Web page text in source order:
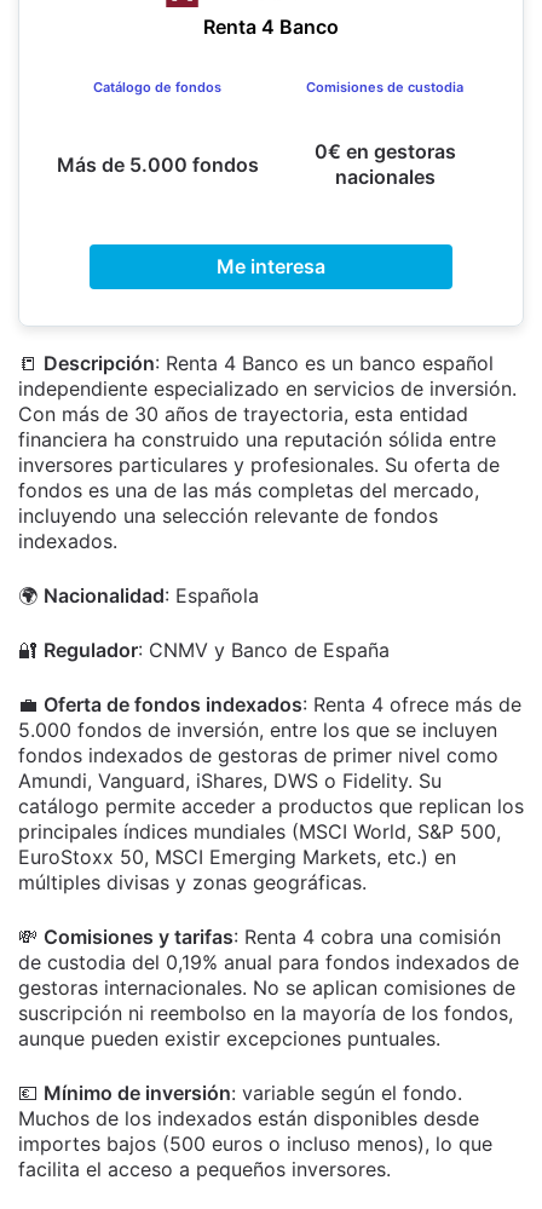
Renta 4 Banco
Catálogo de fondos
Más de 5.000 fondos
Comisiones de custodia
0€ en gestoras
nacionales
Me interesa
📒 Descripción: Renta 4 Banco es un banco español
independiente especializado en servicios de inversión.
Con más de 30 años de trayectoria, esta entidad
financiera ha construido una reputación sólida entre
inversores particulares y profesionales. Su oferta de
fondos es una de las más completas del mercado,
incluyendo una selección relevante de fondos
indexados.
🌍 Nacionalidad: Española
🔐 Regulador: CNMV y Banco de España
💼 Oferta de fondos indexados: Renta 4 ofrece más de
5.000 fondos de inversión, entre los que se incluyen
fondos indexados de gestoras de primer nivel como
Amundi, Vanguard, iShares, DWS o Fidelity. Su
catálogo permite acceder a productos que replican los
principales índices mundiales (MSCI World, S&P 500,
EuroStoxx 50, MSCI Emerging Markets, etc.) en
múltiples divisas y zonas geográficas.
💸 Comisiones y tarifas: Renta 4 cobra una comisión
de custodia del 0,19% anual para fondos indexados de
gestoras internacionales. No se aplican comisiones de
suscripción ni reembolso en la mayoría de los fondos,
aunque pueden existir excepciones puntuales.
💶 Mínimo de inversión: variable según el fondo.
Muchos de los indexados están disponibles desde
importes bajos (500 euros o incluso menos), lo que
facilita el acceso a pequeños inversores.